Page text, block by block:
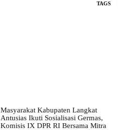
TAGS
Masyarakat Kabupaten Langkat
Antusias Ikuti Sosialisasi Germas,
Komisis IX DPR RI Bersama Mitra